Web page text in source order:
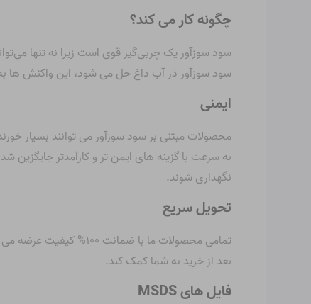
چگونه کار می کند؟
سود سوزآور یک چربی‌گیر قوی است زیرا نه تنها
سود سوزآور در آب داغ حل می شود، این واکنش ها
ایمنی
محصولات مبتنی بر سود سوزآور می توانند بسیار
به سرعت با گزینه های ایمن تر و کارآمدتر
نگهداری شوند.
تحویل سریع
بعد از خرید به شما کمک کند.
فایل های MSDS